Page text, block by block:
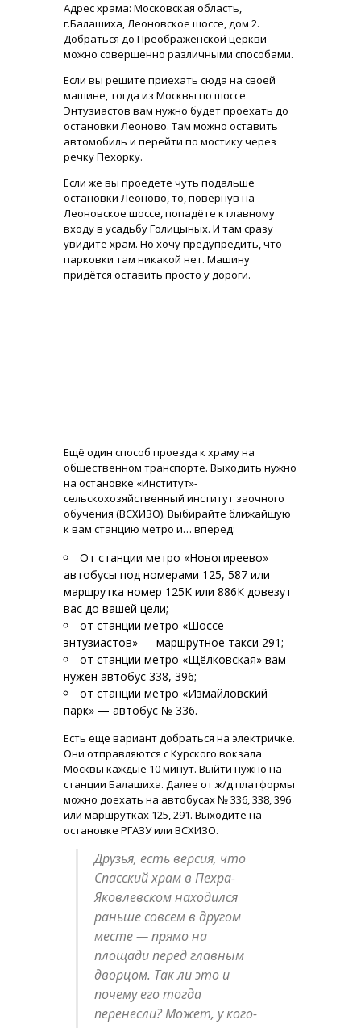
Адрес храма: Московская область,
г.Балашиха, Леоновское шоссе, дом 2.
Добраться до Преображенской церкви
можно совершенно различными способами.
Если вы решите приехать сюда на своей
машине, тогда из Москвы по шоссе
Энтузиастов вам нужно будет проехать до
остановки Леоново. Там можно оставить
автомобиль и перейти по мостику через
речку Пехорку.
Если же вы проедете чуть подальше
остановки Леоново, то, повернув на
Леоновское шоссе, попадёте к главному
входу в усадьбу Голицыных. И там сразу
увидите храм. Но хочу предупредить, что
парковки там никакой нет. Машину
придётся оставить просто у дороги.
Ещё один способ проезда к храму на
общественном транспорте. Выходить нужно
на остановке «Институт»-
сельскохозяйственный институт заочного
обучения (ВСХИЗО). Выбирайте ближайшую
к вам станцию метро и… вперед:
От станции метро «Новогиреево»
автобусы под номерами 125, 587 или
маршрутка номер 125К или 886К довезут
вас до вашей цели;
от станции метро «Шоссе
энтузиастов» — маршрутное такси 291;
от станции метро «Щёлковская» вам
нужен автобус 338, 396;
от станции метро «Измайловский
парк» — автобус № 336.
Есть еще вариант добраться на электричке.
Они отправляются с Курского вокзала
Москвы каждые 10 минут. Выйти нужно на
станции Балашиха. Далее от ж/д платформы
можно доехать на автобусах № 336, 338, 396
или маршрутках 125, 291. Выходите на
остановке РГАЗУ или ВСХИЗО.
Друзья, есть версия, что
Спасский храм в Пехра-
Яковлевском находился
раньше совсем в другом
месте — прямо на
площади перед главным
дворцом. Так ли это и
почему его тогда
перенесли? Может, у кого-